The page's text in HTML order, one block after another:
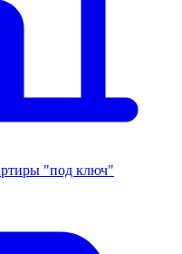
"под ключ"